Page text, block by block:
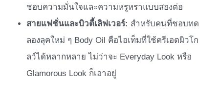
ชอบความมั่นใจและความหรูหราแบบสองต่อ
สายแฟชั่นและบิวตี้เลิฟเวอร์: สำหรับคนที่ชอบทด
ลองลุคใหม่ ๆ Body Oil คือไอเท็มที่ใช้ครีเอตผิวโก
ลว์ได้หลากหลาย ไม่ว่าจะ Everyday Look หรือ
Glamorous Look ก็เอาอยู่